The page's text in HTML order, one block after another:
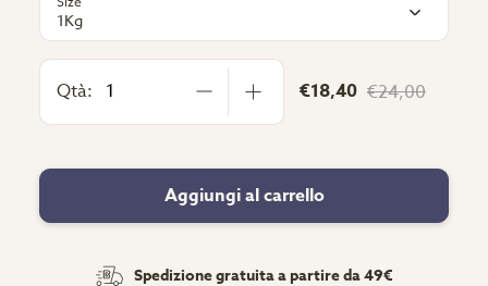
1Kg
Qtà: €18,40 €24,00
Aggiungi al carrello
Spedizione gratuita a partire da 49€